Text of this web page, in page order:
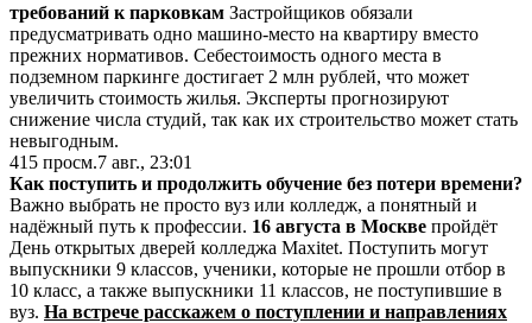
требований к парковкам Застройщиков обязали
предусматривать одно машино-место на квартиру вместо
прежних нормативов. Себестоимость одного места в
подземном паркинге достигает 2 млн рублей, что может
увеличить стоимость жилья. Эксперты прогнозируют
снижение числа студий, так как их строительство может стать
невыгодным.
415 просм.7 авг., 23:01
Как поступить и продолжить обучение без потери времени?
Важно выбрать не просто вуз или колледж, а понятный и
надёжный путь к профессии. 16 августа в Москве пройдёт
День открытых дверей колледжа Maxitet. Поступить могут
выпускники 9 классов, ученики, которые не прошли отбор в
10 класс, а также выпускники 11 классов, не поступившие в
вуз. На встрече расскажем о поступлении и направлениях